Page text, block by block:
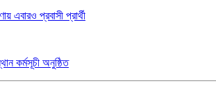
এবারও প্রবাসী প্রার্থী
কর্মসূচী অনুষ্ঠিত